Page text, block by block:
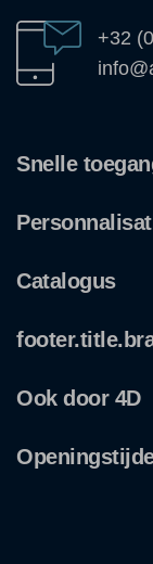
+32
Snelle
Catalogus
Ook door 4D